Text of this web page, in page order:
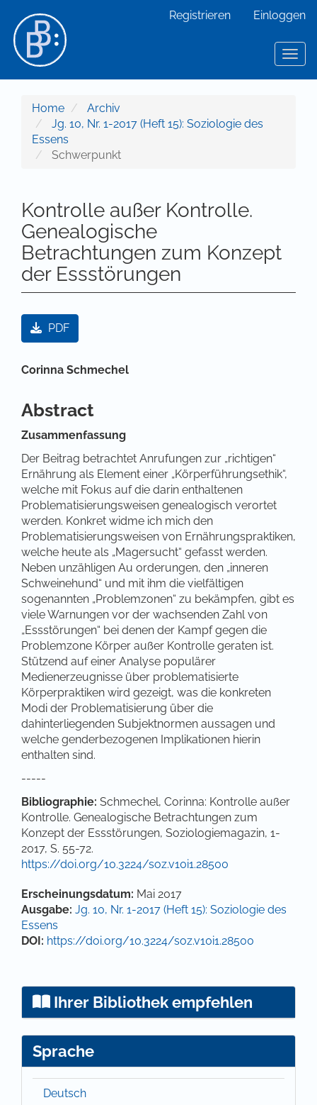
Hauptinhalt
Sidebar
Registrieren Einloggen
Home
Archiv
Jg. 10, Nr. 1-2017 (Heft 15): Soziologie des
Essens
Schwerpunkt
Kontrolle außer Kontrolle.
Genealogische
Betrachtungen zum Konzept
der Essstörungen
Artikel-Sidebar
PDF
Hauptsächlicher Artikelinhalt
Corinna Schmechel
Abstract
Zusammenfassung
Der Beitrag betrachtet Anrufungen zur „richtigen“
Ernährung als Element einer „Körperführungsethik“,
welche mit Fokus auf die darin enthaltenen
Problematisierungsweisen genealogisch verortet
werden. Konkret widme ich mich den
Problematisierungsweisen von Ernährungspraktiken,
welche heute als „Magersucht“ gefasst werden.
Neben unzähligen Au orderungen, den „inneren
Schweinehund“ und mit ihm die vielfältigen
sogenannten „Problemzonen“ zu bekämpfen, gibt es
viele Warnungen vor der wachsenden Zahl von
„Essstörungen“ bei denen der Kampf gegen die
Problemzone Körper außer Kontrolle geraten ist.
Stützend auf einer Analyse populärer
Medienerzeugnisse über problematisierte
Körperpraktiken wird gezeigt, was die konkreten
Modi der Problematisierung über die
dahinterliegenden Subjektnormen aussagen und
welche genderbezogenen Implikationen hierin
enthalten sind.
-----
Bibliographie: Schmechel, Corinna: Kontrolle außer
Kontrolle. Genealogische Betrachtungen zum
Konzept der Essstörungen, Soziologiemagazin, 1-
2017, S. 55-72.
https://doi.org/10.3224/soz.v10i1.28500
Artikel-Details
Erscheinungsdatum: Mai 2017
Ausgabe: Jg. 10, Nr. 1-2017 (Heft 15): Soziologie des
Essens
DOI: https://doi.org/10.3224/soz.v10i1.28500
Ihrer Bibliothek empfehlen
Sprache
Deutsch